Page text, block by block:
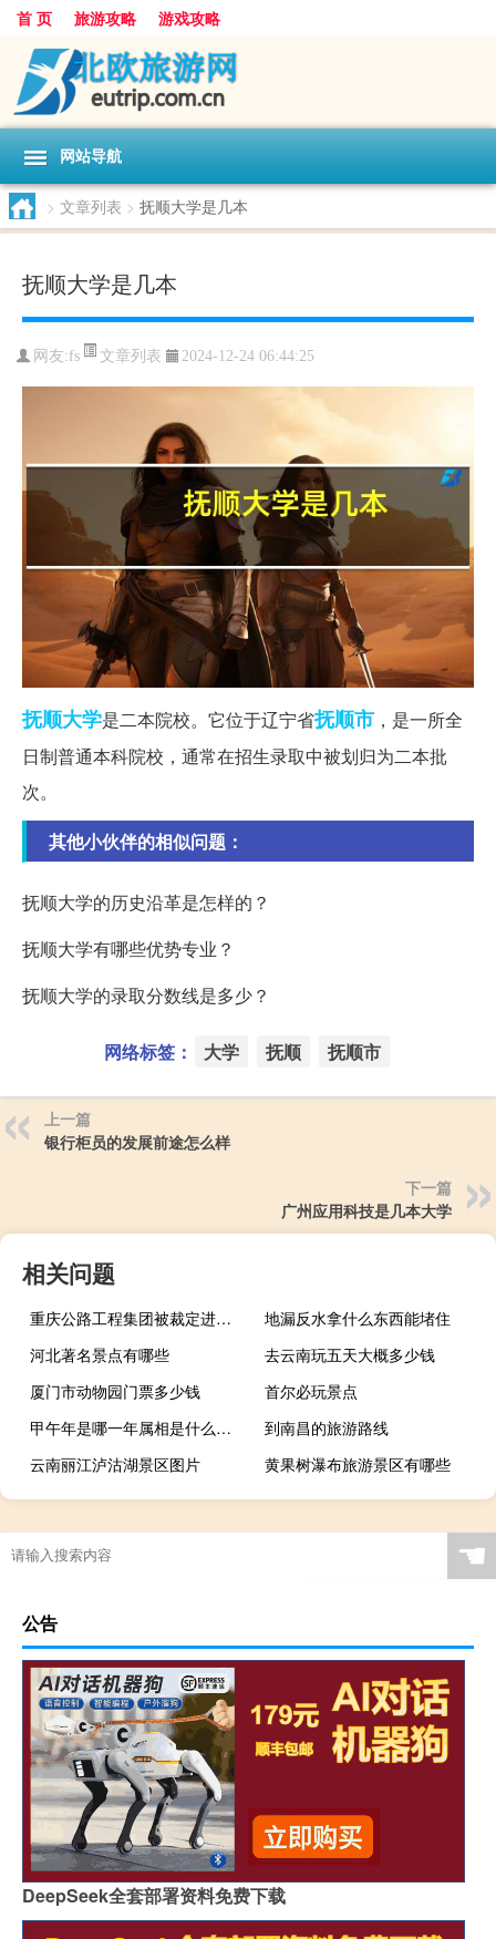
首 页 旅游攻略 游戏攻略
网站导航
> 文章列表 > 抚顺大学是几本
抚顺大学是几本
网友:fs 文章列表 2024-12-24 06:44:25
抚顺大学是二本院校。它位于辽宁省抚顺市 ，是一所全
日制普通本科院校，通常在招生录取中被划归为二本批
次。
其他小伙伴的相似问题：
抚顺大学的历史沿革是怎样的？
抚顺大学有哪些优势专业？
抚顺大学的录取分数线是多少？
网络标签： 大学 抚顺 抚顺市
上一篇
银行柜员的发展前途怎么样
下一篇
广州应用科技是几本大学
相关问题
重庆公路工程集团被裁定进入破产清算程序
地漏反水拿什么东西能堵住
河北著名景点有哪些
去云南玩五天大概多少钱
厦门市动物园门票多少钱
首尔必玩景点
甲午年是哪一年属相是什么（甲午年是哪一年）
到南昌的旅游路线
云南丽江泸沽湖景区图片
黄果树瀑布旅游景区有哪些
☚
公告
DeepSeek全套部署资料免费下载